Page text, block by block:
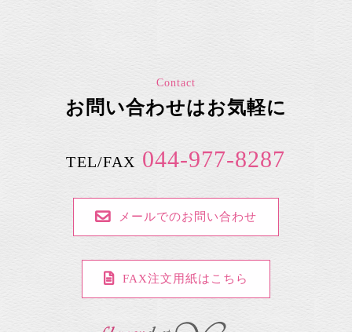
Contact
お問い合わせはお気軽に
TEL/FAX 044-977-8287
メールでのお問い合わせ
FAX注文用紙はこちら